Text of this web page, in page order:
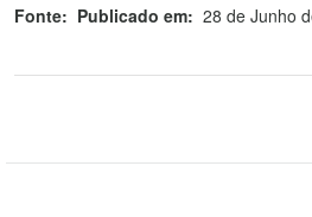
Fonte: Publicado em: 28 de Junho